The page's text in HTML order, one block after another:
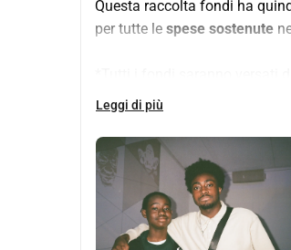
Questa raccolta fondi ha
per tutte le spese sostenute
enormemente. 🤍
Leggi di più